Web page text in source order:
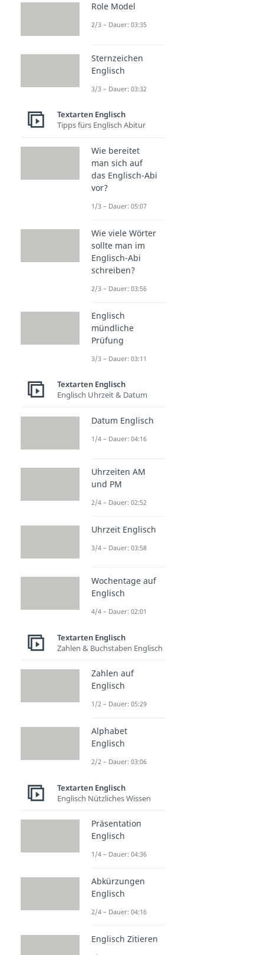
Role Model
2/3 – Dauer: 03:35
Sternzeichen
Englisch
3/3 – Dauer: 03:32
Textarten Englisch
Tipps fürs Englisch Abitur
Wie bereitet
man sich auf
das Englisch-Abi
vor?
1/3 – Dauer: 05:07
Wie viele Wörter
sollte man im
Englisch-Abi
schreiben?
2/3 – Dauer: 03:56
Englisch
mündliche
Prüfung
3/3 – Dauer: 03:11
Textarten Englisch
Englisch Uhrzeit & Datum
Datum Englisch
1/4 – Dauer: 04:16
Uhrzeiten AM
und PM
2/4 – Dauer: 02:52
Uhrzeit Englisch
3/4 – Dauer: 03:58
Wochentage auf
Englisch
4/4 – Dauer: 02:01
Textarten Englisch
Zahlen & Buchstaben Englisch
Zahlen auf
Englisch
1/2 – Dauer: 05:29
Alphabet
Englisch
2/2 – Dauer: 03:06
Textarten Englisch
Englisch Nützliches Wissen
Präsentation
Englisch
1/4 – Dauer: 04:36
Abkürzungen
Englisch
2/4 – Dauer: 04:16
Englisch Zitieren